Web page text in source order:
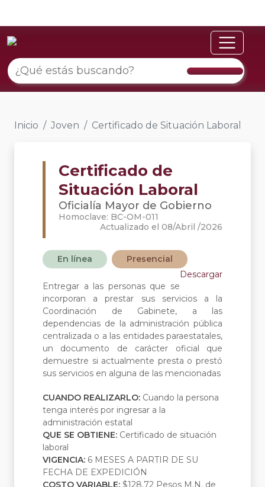
Inicio Joven Certificado de Situación Laboral
Certificado de
Situación Laboral
Oficialía Mayor de Gobierno
Homoclave: BC-OM-011
Actualizado el 08/Abril /2026
En línea
Presencial
Descargar
Entregar a las personas que se
incorporan a prestar sus servicios a la
Coordinación de Gabinete, a las
dependencias de la administración pública
centralizada o a las entidades paraestatales,
un documento de carácter oficial que
demuestre si actualmente presta o prestó
sus servicios en alguna de las mencionadas
CUANDO REALIZARLO: Cuando la persona
tenga interés por ingresar a la
administración estatal
QUE SE OBTIENE: Certificado de situación
laboral
VIGENCIA: 6 MESES A PARTIR DE SU
FECHA DE EXPEDICIÓN
COSTO VARIABLE: $128.72 Pesos M.N. de